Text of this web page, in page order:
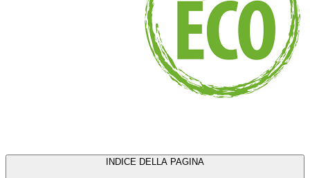
INDICE DELLA PAGINA